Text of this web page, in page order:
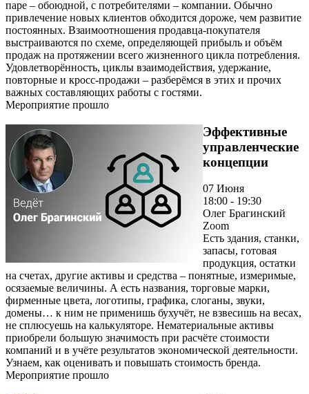
паре – обоюдной, с потребителями – компании. Обычно
привлечение новых клиентов обходится дороже, чем развитие
постоянных. Взаимоотношения продавца-покупателя
выстраиваются по схеме, определяющей прибыль и объём
продаж на протяжении всего жизненного цикла потребления.
Удовлетворённость, циклы взаимодействия, удержание,
повторные и кросс-продажи – разберёмся в этих и прочих
важных составляющих работы с гостями.
Мероприятие прошло
Эффективные
управленческие
концепции
07 Июня
18:00 - 19:30
Олег Брагинский
Zoom
Есть здания, станки,
запасы, готовая
продукция, остатки
на счетах, другие активы и средства – понятные, измеримые,
осязаемые величины. А есть названия, торговые марки,
фирменные цвета, логотипы, графика, слоганы, звуки,
домены… к ним не применишь бухучёт, не взвесишь на весах,
не сплюсуешь на калькуляторе. Нематериальные активы
приобрели большую значимость при расчёте стоимости
компаний и в учёте результатов экономической деятельности.
Узнаем, как оценивать и повышать стоимость бренда.
Мероприятие прошло